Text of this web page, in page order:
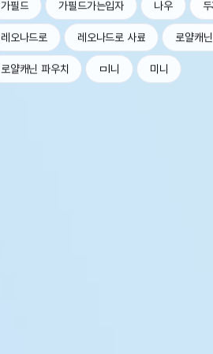
가필드 가필드가는입자 나우
레오나드로 레오나드로 사료 로얄캐닌
로얄캐닌 파우치 ㅁl니 미니